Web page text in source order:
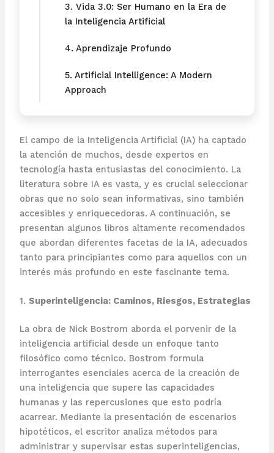
3. Vida 3.0: Ser Humano en la Era de
la Inteligencia Artificial
4. Aprendizaje Profundo
5. Artificial Intelligence: A Modern
Approach
El campo de la Inteligencia Artificial (IA) ha captado
la atención de muchos, desde expertos en
tecnología hasta entusiastas del conocimiento. La
literatura sobre IA es vasta, y es crucial seleccionar
obras que no solo sean informativas, sino también
accesibles y enriquecedoras. A continuación, se
presentan algunos libros altamente recomendados
que abordan diferentes facetas de la IA, adecuados
tanto para principiantes como para aquellos con un
interés más profundo en este fascinante tema.
1. Superinteligencia: Caminos, Riesgos, Estrategias
La obra de Nick Bostrom aborda el porvenir de la
inteligencia artificial desde un enfoque tanto
filosófico como técnico. Bostrom formula
interrogantes esenciales acerca de la creación de
una inteligencia que supere las capacidades
humanas y las repercusiones que esto podría
acarrear. Mediante la presentación de escenarios
hipotéticos, el escritor analiza métodos para
administrar y supervisar estas superinteligencias,